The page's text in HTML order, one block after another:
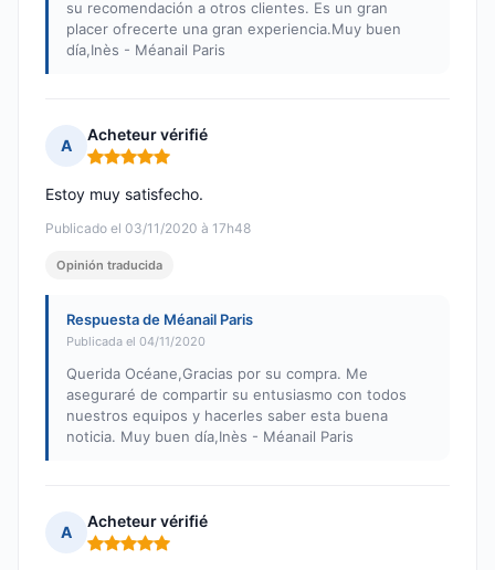
su recomendación a otros clientes. Es un gran
placer ofrecerte una gran experiencia.Muy buen
día,Inès - Méanail Paris
A
Acheteur vérifié
Nota: 5 de 5
Publicado el 03/11/2020 à 17h48
Estoy muy satisfecho.
Opinión traducida
Respuesta de Méanail Paris
Publicada el 04/11/2020
Querida Océane,Gracias por su compra. Me
aseguraré de compartir su entusiasmo con todos
nuestros equipos y hacerles saber esta buena
noticia. Muy buen día,Inès - Méanail Paris
A
Acheteur vérifié
Nota: 5 de 5